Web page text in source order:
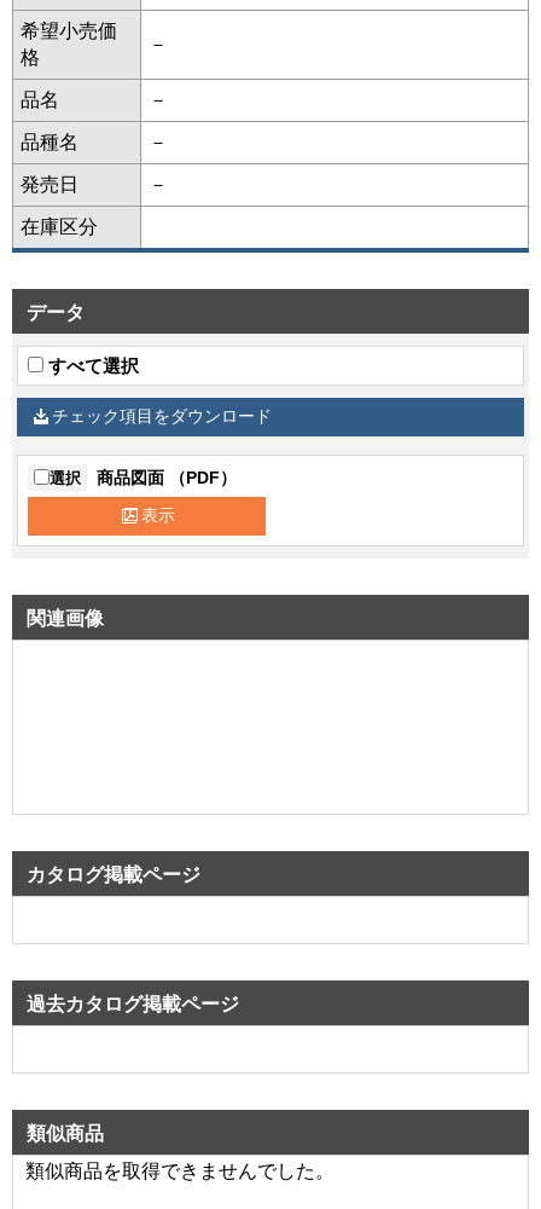
希望小売価
格
－
品名 －
品種名 －
発売日 －
在庫区分
データ
すべて選択
チェック項目をダウンロード
選択 商品図面 （PDF）
表示
関連画像
カタログ掲載ページ
過去カタログ掲載ページ
類似商品
類似商品を取得できませんでした。